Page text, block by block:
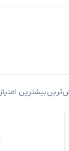
‌بیشترین امتیاز